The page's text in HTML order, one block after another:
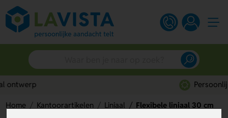
Home Kantoorartikelen Liniaal Flexibele liniaal 30 cm